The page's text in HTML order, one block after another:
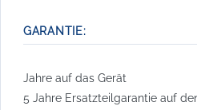
GARANTIE:
Jahre auf das Gerät
5 Jahre Ersatzteilgarantie auf